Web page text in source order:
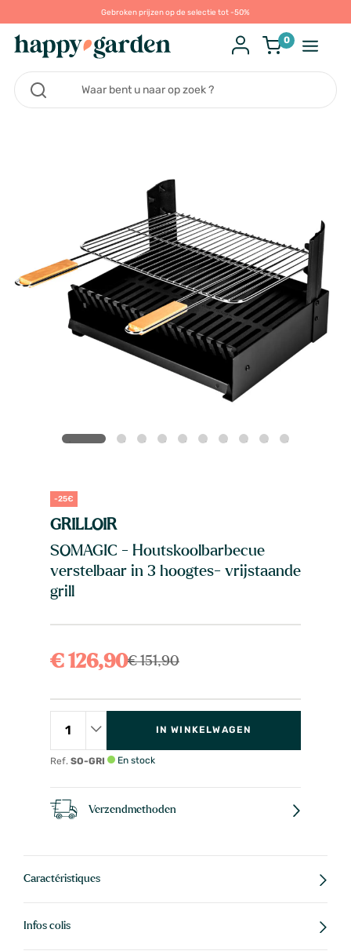
Gebroken prijzen op de selectie tot -50%
0
-25€
GRILLOIR
SOMAGIC - Houtskoolbarbecue
verstelbaar in 3 hoogtes- vrijstaande
grill
€ 126,90€ 151,90
Ref. SO-GRI
IN WINKELWAGEN
En stock
Verzendmethoden
Caractéristiques
Infos colis